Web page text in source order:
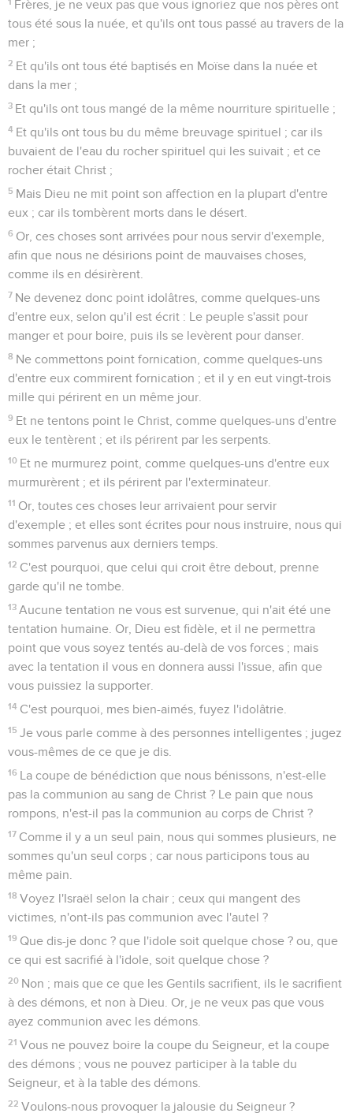
Frères, je ne veux pas que vous ignoriez que nos pères ont
tous été sous la nuée, et qu'ils ont tous passé au travers de la
mer ;
2 Et qu'ils ont tous été baptisés en Moïse dans la nuée et
dans la mer ;
3 Et qu'ils ont tous mangé de la même nourriture spirituelle ;
4 Et qu'ils ont tous bu du même breuvage spirituel ; car ils
buvaient de l'eau du rocher spirituel qui les suivait ; et ce
rocher était Christ ;
5 Mais Dieu ne mit point son affection en la plupart d'entre
eux ; car ils tombèrent morts dans le désert.
6 Or, ces choses sont arrivées pour nous servir d'exemple,
afin que nous ne désirions point de mauvaises choses,
comme ils en désirèrent.
7 Ne devenez donc point idolâtres, comme quelques-uns
d'entre eux, selon qu'il est écrit : Le peuple s'assit pour
manger et pour boire, puis ils se levèrent pour danser.
8 Ne commettons point fornication, comme quelques-uns
d'entre eux commirent fornication ; et il y en eut vingt-trois
mille qui périrent en un même jour.
9 Et ne tentons point le Christ, comme quelques-uns d'entre
eux le tentèrent ; et ils périrent par les serpents.
10 Et ne murmurez point, comme quelques-uns d'entre eux
murmurèrent ; et ils périrent par l'exterminateur.
11 Or, toutes ces choses leur arrivaient pour servir
d'exemple ; et elles sont écrites pour nous instruire, nous qui
sommes parvenus aux derniers temps.
12 C'est pourquoi, que celui qui croit être debout, prenne
garde qu'il ne tombe.
13 Aucune tentation ne vous est survenue, qui n'ait été une
tentation humaine. Or, Dieu est fidèle, et il ne permettra
point que vous soyez tentés au-delà de vos forces ; mais
avec la tentation il vous en donnera aussi l'issue, afin que
vous puissiez la supporter.
14 C'est pourquoi, mes bien-aimés, fuyez l'idolâtrie.
15 Je vous parle comme à des personnes intelligentes ; jugez
vous-mêmes de ce que je dis.
16 La coupe de bénédiction que nous bénissons, n'est-elle
pas la communion au sang de Christ ? Le pain que nous
rompons, n'est-il pas la communion au corps de Christ ?
17 Comme il y a un seul pain, nous qui sommes plusieurs, ne
sommes qu'un seul corps ; car nous participons tous au
même pain.
18 Voyez l'Israël selon la chair ; ceux qui mangent des
victimes, n'ont-ils pas communion avec l'autel ?
19 Que dis-je donc ? que l'idole soit quelque chose ? ou, que
ce qui est sacrifié à l'idole, soit quelque chose ?
20 Non ; mais que ce que les Gentils sacrifient, ils le sacrifient
à des démons, et non à Dieu. Or, je ne veux pas que vous
ayez communion avec les démons.
21 Vous ne pouvez boire la coupe du Seigneur, et la coupe
des démons ; vous ne pouvez participer à la table du
Seigneur, et à la table des démons.
22 Voulons-nous provoquer la jalousie du Seigneur ?